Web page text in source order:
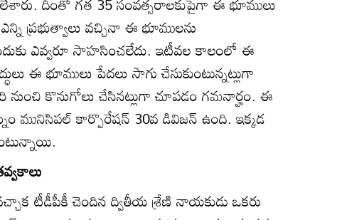
ప్రభుత్వాలు వచ్చినా ఈ భూములను
ఎవ్వరూ సాహసించలేదు. ఇటీవల కాలంలో ఈ
ఈ భూములు పేదలు సాగు చేసుకుంటున్నట్లుగా
నుంచి కొనుగోలు చేసినట్లుగా చూపడం గమనార్హం. ఈ
మునిసిపల్‌ కార్పొరేషన్‌ 30వ డివిజన్‌ ఉంది. ఇక్కడ
టీడీపీకీ చెందిన ద్వితీయ శ్రేణి నాయకుడు ఒకరు